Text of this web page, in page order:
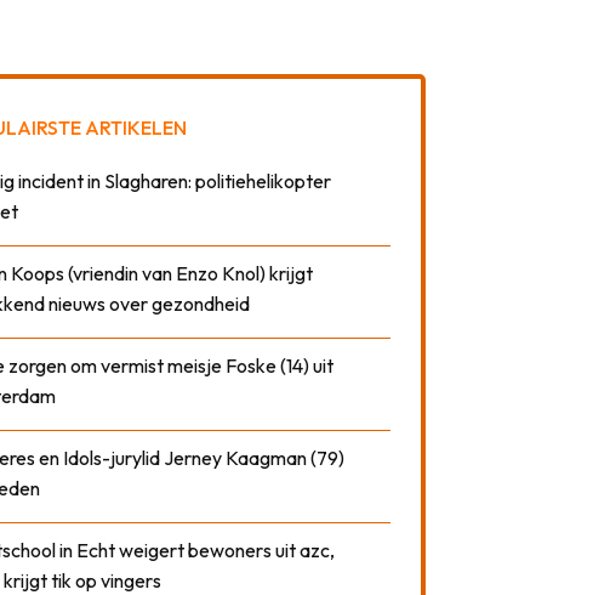
ARTIKELEN
incident in Slagharen: politiehelikopter
Koops (vriendin van Enzo Knol) krijgt
nieuws over gezondheid
zorgen om vermist meisje Foske (14) uit
en Idols-jurylid Jerney Kaagman (79)
in Echt weigert bewoners uit azc,
tik op vingers